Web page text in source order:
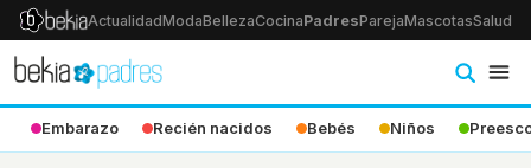
ActualidadModaBellezaCocinaPadresParejaMascotasSalud
Embarazo Recién nacidos Bebés Niños